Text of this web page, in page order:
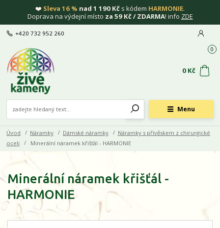
❤️ Sleva 16 % nad 1 190 Kč s kódem HARMONIE.
Doprava na výdejní místo za 59 Kč / ZDARMA! info ZDE
Menu
+420 732 952 260
0
0 Kč
Úvod Náramky Dámské náramky
Náramky s přívěskem z chirurgické
oceli
Minerální náramek křišťál - HARMONIE
Minerální náramek křišťál -
HARMONIE